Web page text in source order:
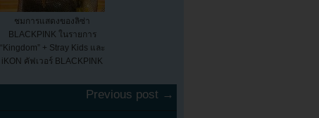
ชมการแสดงของลิซ่า
BLACKPINK ในรายการ
“Kingdom” + Stray Kids และ
iKON คัฟเวอร์ BLACKPINK
Previous post →